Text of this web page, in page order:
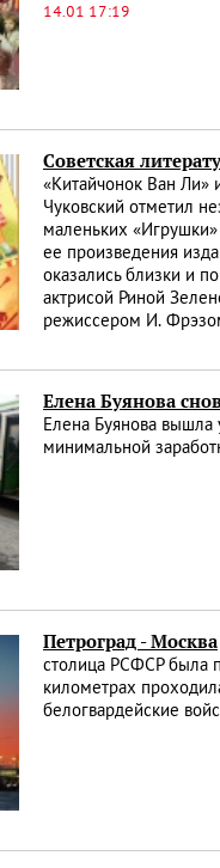
14.01 17:19
Советская
«Китайчонок Ван Ли»
Чуковский отметил
маленьких
ее произведения
оказались близки и
актрисой Риной
режиссером И.
Елена Буянова
Елена Буянова
минимальной
Петроград - Москва
столица РСФСР была
километрах
белогвардейские